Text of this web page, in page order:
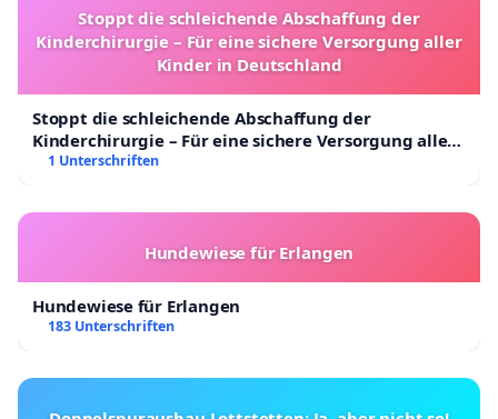
Stoppt die schleichende Abschaffung der
Kinderchirurgie – Für eine sichere Versorgung aller
Kinder in Deutschland
Stoppt die schleichende Abschaffung der
Kinderchirurgie – Für eine sichere Versorgung aller
Kinder in Deutschland
1 Unterschriften
Hundewiese für Erlangen
Hundewiese für Erlangen
183 Unterschriften